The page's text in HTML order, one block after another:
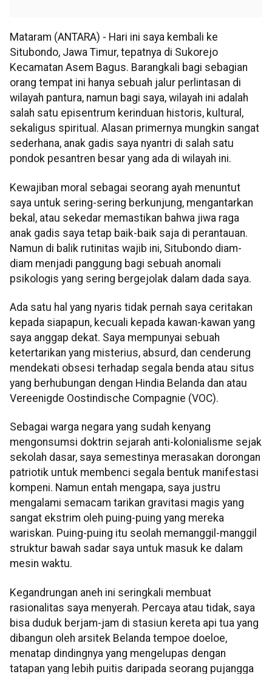
Mataram (ANTARA) - Hari ini saya kembali ke
Situbondo, Jawa Timur, tepatnya di Sukorejo
Kecamatan Asem Bagus. Barangkali bagi sebagian
orang tempat ini hanya sebuah jalur perlintasan di
wilayah pantura, namun bagi saya, wilayah ini adalah
salah satu episentrum kerinduan historis, kultural,
sekaligus spiritual. Alasan primernya mungkin sangat
sederhana, anak gadis saya nyantri di salah satu
pondok pesantren besar yang ada di wilayah ini.
Kewajiban moral sebagai seorang ayah menuntut
saya untuk sering-sering berkunjung, mengantarkan
bekal, atau sekedar memastikan bahwa jiwa raga
anak gadis saya tetap baik-baik saja di perantauan.
Namun di balik rutinitas wajib ini, Situbondo diam-
diam menjadi panggung bagi sebuah anomali
psikologis yang sering bergejolak dalam dada saya.
Ada satu hal yang nyaris tidak pernah saya ceritakan
kepada siapapun, kecuali kepada kawan-kawan yang
saya anggap dekat. Saya mempunyai sebuah
ketertarikan yang misterius, absurd, dan cenderung
mendekati obsesi terhadap segala benda atau situs
yang berhubungan dengan Hindia Belanda dan atau
Vereenigde Oostindische Compagnie (VOC).
Sebagai warga negara yang sudah kenyang
mengonsumsi doktrin sejarah anti-kolonialisme sejak
sekolah dasar, saya semestinya merasakan dorongan
patriotik untuk membenci segala bentuk manifestasi
kompeni. Namun entah mengapa, saya justru
mengalami semacam tarikan gravitasi magis yang
sangat ekstrim oleh puing-puing yang mereka
wariskan. Puing-puing itu seolah memanggil-manggil
struktur bawah sadar saya untuk masuk ke dalam
mesin waktu.
Kegandrungan aneh ini seringkali membuat
rasionalitas saya menyerah. Percaya atau tidak, saya
bisa duduk berjam-jam di stasiun kereta api tua yang
dibangun oleh arsitek Belanda tempoe doeloe,
menatap dindingnya yang mengelupas dengan
tatapan yang lebih puitis daripada seorang pujangga